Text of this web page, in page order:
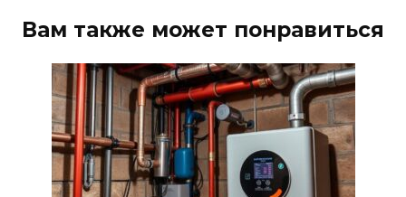
Вам также может понравиться